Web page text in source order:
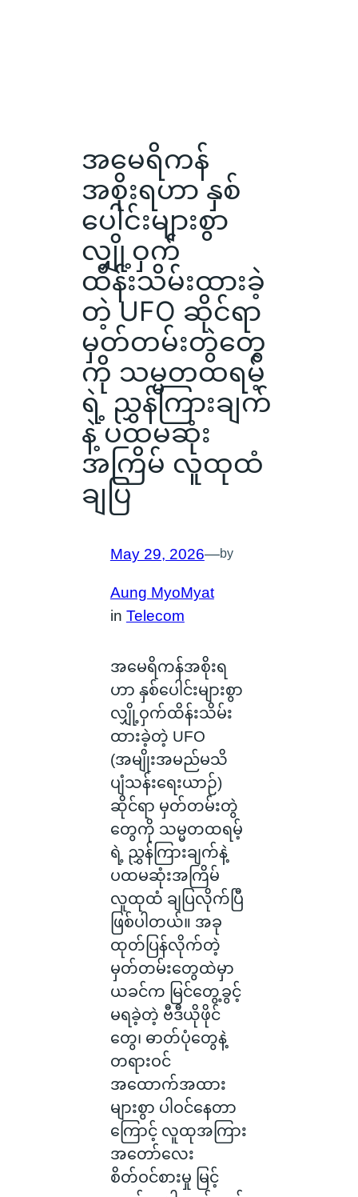
အမေရိကန်
အစိုးရဟာ နှစ်
ပေါင်းများစွာ
လျှို့ဝှက်
ထိန်းသိမ်းထားခဲ့
တဲ့ UFO ဆိုင်ရာ
မှတ်တမ်းတွဲတွေ
ကို သမ္မတထရမ့်
ရဲ့ ညွှန်ကြားချက်
နဲ့ ပထမဆုံး
အကြိမ် လူထုထံ
ချပြ
May 29, 2026—by
Aung MyoMyat
in Telecom
အမေရိကန်အစိုးရ
ဟာ နှစ်ပေါင်းများစွာ
လျှို့ဝှက်ထိန်းသိမ်း
ထားခဲ့တဲ့ UFO
(အမျိုးအမည်မသိ
ပျံသန်းရေးယာဉ်)
ဆိုင်ရာ မှတ်တမ်းတွဲ
တွေကို သမ္မတထရမ့်
ရဲ့ ညွှန်ကြားချက်နဲ့
ပထမဆုံးအကြိမ်
လူထုထံ ချပြလိုက်ပြီ
ဖြစ်ပါတယ်။ အခု
ထုတ်ပြန်လိုက်တဲ့
မှတ်တမ်းတွေထဲမှာ
ယခင်က မြင်တွေ့ခွင့်
မရခဲ့တဲ့ ဗီဒီယိုဖိုင်
တွေ၊ ဓာတ်ပုံတွေနဲ့
တရားဝင်
အထောက်အထား
များစွာ ပါဝင်နေတာ
ကြောင့် လူထုအကြား
အတော်လေး
စိတ်ဝင်စားမှု မြင့်